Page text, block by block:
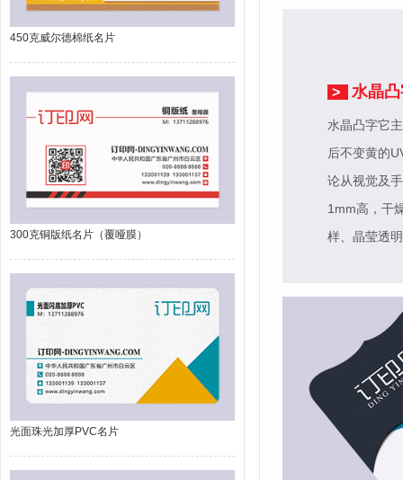
450克威尔德棉纸名片
300克铜版纸名片（覆哑膜）
光面珠光加厚PVC名片
> 水晶
水晶凸字它
后不变黄的
论从视觉及
1mm高，干
样、晶莹透